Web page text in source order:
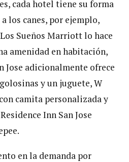
cada hotel tiene su forma
los canes, por ejemplo,
Sueños Marriott lo hace
amenidad en habitación,
Jose adicionalmente ofrece
y un juguete, W
camita personalizada y
Inn San Jose
en la demanda por